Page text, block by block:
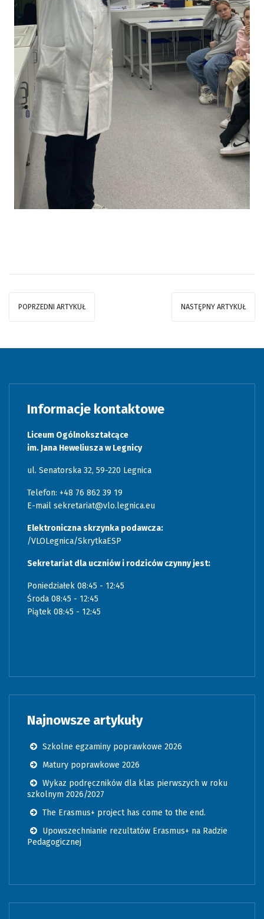
POPRZEDNI ARTYKUŁ NASTĘPNY ARTYKUŁ
Informacje kontaktowe
Liceum Ogólnokształcące
im. Jana Heweliusza w Legnicy
ul. Senatorska 32, 59-220 Legnica
Telefon: +48 76 862 39 19
E-mail sekretariat@vlo.legnica.eu
Elektroniczna skrzynka podawcza:
/VLOLegnica/SkrytkaESP
Sekretariat dla uczniów i rodziców czynny jest:
Poniedziałek 08:45 - 12:45
Środa 08:45 - 12:45
Piątek 08:45 - 12:45
Najnowsze artykuły
Szkolne egzaminy poprawkowe 2026
Matury poprawkowe 2026
Wykaz podręczników dla klas pierwszych w roku
szkolnym 2026/2027
The Erasmus+ project has come to the end.
Upowszechnianie rezultatów Erasmus+ na Radzie
Pedagogicznej